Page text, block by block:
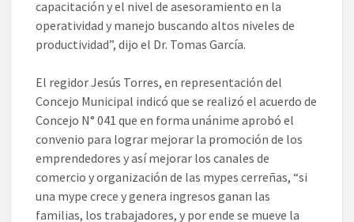
capacitación y el nivel de asesoramiento en la
operatividad y manejo buscando altos niveles de
productividad”, dijo el Dr. Tomas García.
El regidor Jesús Torres, en representación del
Concejo Municipal indicó que se realizó el acuerdo de
Concejo N° 041 que en forma unánime aprobó el
convenio para lograr mejorar la promoción de los
emprendedores y así mejorar los canales de
comercio y organización de las mypes cerreñas, “si
una mype crece y genera ingresos ganan las
familias, los trabajadores, y por ende se mueve la